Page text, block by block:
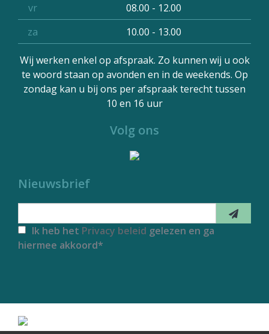
vr
08.00 - 12.00
za
10.00 - 13.00
Wij werken enkel op afspraak. Zo kunnen wij u ook
te woord staan op avonden en in de weekends. Op
zondag kan u bij ons per afspraak terecht tussen
10 en 16 uur
Volg ons
Nieuwsbrief
Ik heb het Privacy beleid gelezen en ga
hiermee akkoord